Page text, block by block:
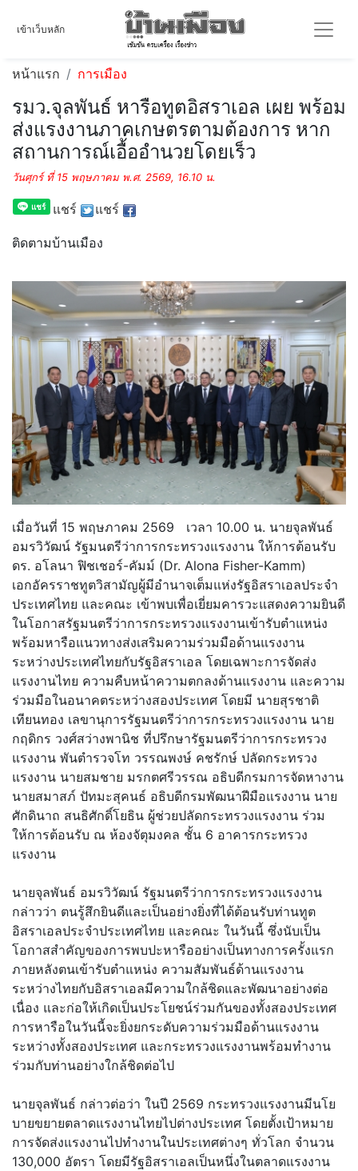
เข้าเว็บหลัก
หน้าแรก การเมือง
รมว.จุลพันธ์ หารือทูตอิสราเอล เผย พร้อม
ส่งแรงงานภาคเกษตรตามต้องการ หาก
สถานการณ์เอื้ออำนวยโดยเร็ว
วันศุกร์ ที่ 15 พฤษภาคม พ.ศ. 2569, 16.10 น.
แชร์ แชร์
ติดตามบ้านเมือง
เมื่อวันที่ 15 พฤษภาคม 2569 เวลา 10.00 น. นายจุลพันธ์
อมรวิวัฒน์ รัฐมนตรีว่าการกระทรวงแรงงาน ให้การต้อนรับ
ดร. อโลนา ฟิชเชอร์-คัมม์ (Dr. Alona Fisher-Kamm)
เอกอัครราชทูตวิสามัญผู้มีอำนาจเต็มแห่งรัฐอิสราเอลประจำ
ประเทศไทย และคณะ เข้าพบเพื่อเยี่ยมคารวะแสดงความยินดี
ในโอกาสรัฐมนตรีว่าการกระทรวงแรงงานเข้ารับตำแหน่ง
พร้อมหารือแนวทางส่งเสริมความร่วมมือด้านแรงงาน
ระหว่างประเทศไทยกับรัฐอิสราเอล โดยเฉพาะการจัดส่ง
แรงงานไทย ความคืบหน้าความตกลงด้านแรงงาน และความ
ร่วมมือในอนาคตระหว่างสองประเทศ โดยมี นายสุรชาติ
เทียนทอง เลขานุการรัฐมนตรีว่าการกระทรวงแรงงาน นาย
กฤดิกร วงศ์สว่างพานิช ที่ปรึกษารัฐมนตรีว่าการกระทรวง
แรงงาน พันตำรวจโท วรรณพงษ์ คชรักษ์ ปลัดกระทรวง
แรงงาน นายสมชาย มรกตศรีวรรณ อธิบดีกรมการจัดหางาน
นายสมาสภ์ ปัทมะสุคนธ์ อธิบดีกรมพัฒนาฝีมือแรงงาน นาย
ศักดินาถ สนธิศักดิ์โยธิน ผู้ช่วยปลัดกระทรวงแรงงาน ร่วม
ให้การต้อนรับ ณ ห้องจัตุมงคล ชั้น 6 อาคารกระทรวง
แรงงาน
นายจุลพันธ์ อมรวิวัฒน์ รัฐมนตรีว่าการกระทรวงแรงงาน
กล่าวว่า ตนรู้สึกยินดีและเป็นอย่างยิ่งที่ได้ต้อนรับท่านทูต
อิสราเอลประจำประเทศไทย และคณะ ในวันนี้ ซึ่งนับเป็น
โอกาสสำคัญของการพบปะหารืออย่างเป็นทางการครั้งแรก
ภายหลังตนเข้ารับตำแหน่ง ความสัมพันธ์ด้านแรงงาน
ระหว่างไทยกับอิสราเอลมีความใกล้ชิดและพัฒนาอย่างต่อ
เนื่อง และก่อให้เกิดเป็นประโยชน์ร่วมกันของทั้งสองประเทศ
การหารือในวันนี้จะยิ่งยกระดับความร่วมมือด้านแรงงาน
ระหว่างทั้งสองประเทศ และกระทรวงแรงงานพร้อมทำงาน
ร่วมกับท่านอย่างใกล้ชิดต่อไป
นายจุลพันธ์ กล่าวต่อว่า ในปี 2569 กระทรวงแรงงานมีนโย
บายขยายตลาดแรงงานไทยไปต่างประเทศ โดยตั้งเป้าหมาย
การจัดส่งแรงงานไปทำงานในประเทศต่างๆ ทั่วโลก จำนวน
130,000 อัตรา โดยมีรัฐอิสราเอลเป็นหนึ่งในตลาดแรงงาน